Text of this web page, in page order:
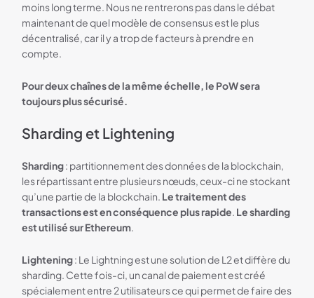
moins long terme. Nous ne rentrerons pas dans le débat
maintenant de quel modèle de consensus est le plus
décentralisé, car il y a trop de facteurs à prendre en
compte.
Pour deux chaînes de la même échelle, le PoW sera
toujours plus sécurisé.
Sharding et Lightening
Sharding: partitionnement des données de la blockchain,
les répartissant entre plusieurs nœuds, ceux-ci ne stockant
qu’une partie de la blockchain. Le traitement des
transactions est en conséquence plus rapide. Le sharding
est utilisé sur Ethereum.
Lightening: Le Lightning est une solution de L2 et diffère du
sharding. Cette fois-ci, un canal de paiement est créé
spécialement entre 2 utilisateurs ce qui permet de faire des